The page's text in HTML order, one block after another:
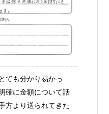
ても分かり易かっ
確に金額について話
方より送られてきた